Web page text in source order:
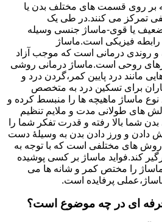
بر روی قسمت های مختلف بدن یا
تمرکز می کنند.در طی یک
یا قوی-ماساژ جنسی وسیله
فیزیکی است.ماساژ
روندی درمانی است که موجب آزاد
روحی است.ماساژ درمانی روشی
مانند درد پایین کمر،گردن درد و
برای تسکین درد به متخصص
نوع ماساژ ماهیچه ها را منبسط کرده و
های طولانی مدت و ملایم تنظیم
شما بالا رفته و قدرت تفکر شما را
دادن و ورز دادن بدن به وسیلۀ دست
های مختلفی است که با توجه به
کند.فواید ماساژ بر کسی پوشیده
را مختص کمر و شانه ها می
پرفایده است.
ای در چه موضوع است؟